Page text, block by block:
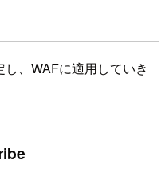
、WAFに適用していき